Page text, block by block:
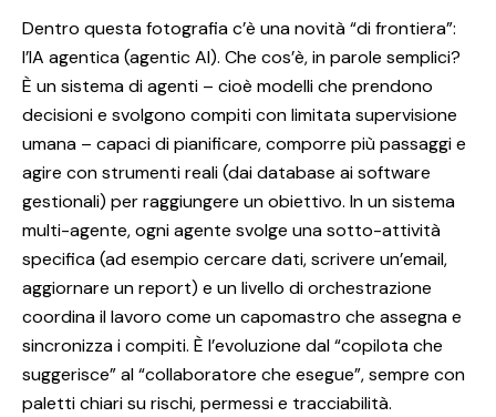
Dentro questa fotografia c’è una novità “di frontiera”:
l’IA agentica (agentic AI). Che cos’è, in parole semplici?
È un sistema di agenti – cioè modelli che prendono
decisioni e svolgono compiti con limitata supervisione
umana – capaci di pianificare, comporre più passaggi e
agire con strumenti reali (dai database ai software
gestionali) per raggiungere un obiettivo. In un sistema
multi-agente, ogni agente svolge una sotto-attività
specifica (ad esempio cercare dati, scrivere un’email,
aggiornare un report) e un livello di orchestrazione
coordina il lavoro come un capomastro che assegna e
sincronizza i compiti. È l’evoluzione dal “copilota che
suggerisce” al “collaboratore che esegue”, sempre con
paletti chiari su rischi, permessi e tracciabilità.